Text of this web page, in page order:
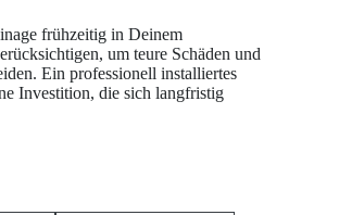
frühzeitig in Deinem
um teure Schäden und
Ein professionell installiertes
Investition, die sich langfristig